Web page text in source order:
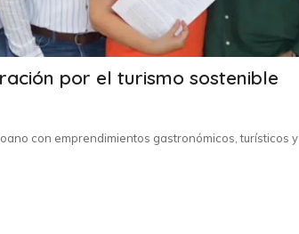
por el turismo sostenible
con emprendimientos gastronómicos, turísticos y